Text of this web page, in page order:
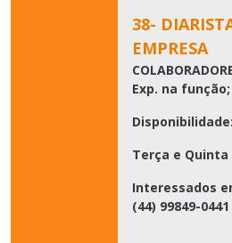
38-
EMPRESA
Exp. na função;
Disponibilidade:
Terça e Quinta
Interessados
(44) 99849-0441